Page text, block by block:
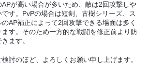
APが高い場合が多いため、敵は2回攻撃しや
です。PvPの場合は短剣、古樹シリーズ、ス
のAP補正によって2回攻撃できる場面は多く
ます。そのため一方的な戦闘を修正前より防
ます。
討のほど、よろしくお願い申し上げます。